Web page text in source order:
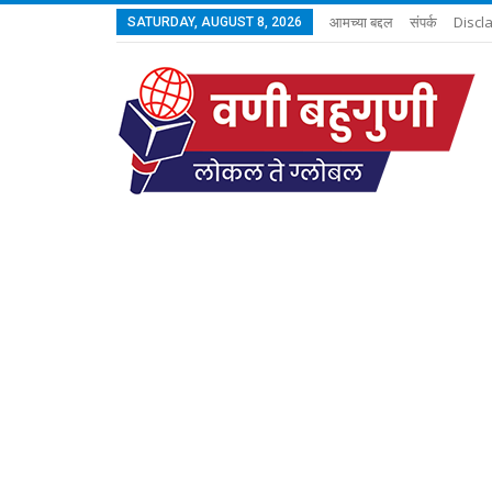
SATURDAY, AUGUST 8, 2026 आमच्या बद्दल संपर्क